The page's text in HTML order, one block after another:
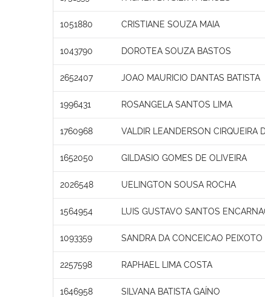
1051880 CRISTIANE SOUZA MAIA
1043790 DOROTEA SOUZA BASTOS
2652407 JOAO MAURICIO DANTAS BATISTA
1996431 ROSANGELA SANTOS LIMA
1760968 VALDIR LEANDERSON CIRQUEIRA
1652050 GILDASIO GOMES DE OLIVEIRA
2026548 UELINGTON SOUSA ROCHA
1564954 LUIS GUSTAVO SANTOS
1093359 SANDRA DA CONCEICAO PEIXOTO
2257598 RAPHAEL LIMA COSTA
1646958 SILVANA BATISTA GAÍNO